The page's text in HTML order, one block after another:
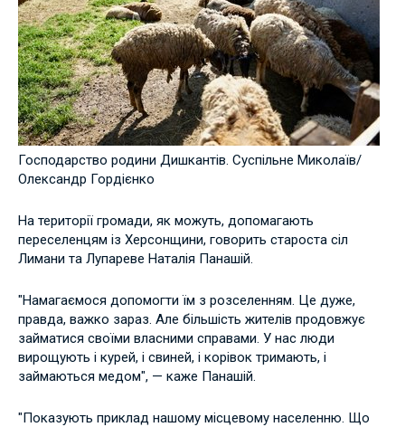
Господарство родини Дишкантів. Суспільне Миколаїв/
Олександр Гордієнко
На території громади, як можуть, допомагають
переселенцям із Херсонщини, говорить староста сіл
Лимани та Лупареве Наталія Панашій.
"Намагаємося допомогти їм з розселенням. Це дуже,
правда, важко зараз. Але більшість жителів продовжує
займатися своїми власними справами. У нас люди
вирощують і курей, і свиней, і корівок тримають, і
займаються медом", — каже Панашій.
"Показують приклад нашому місцевому населенню. Що